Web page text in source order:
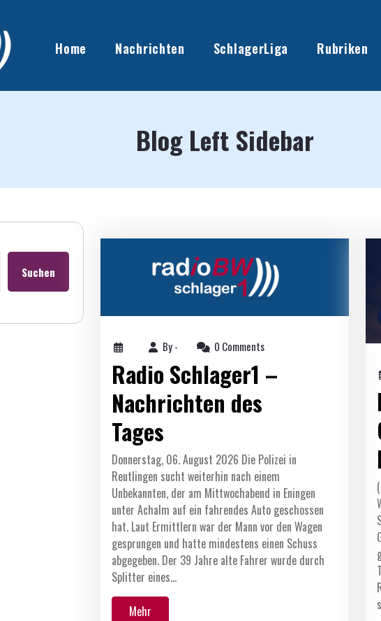
Home Nachrichten SchlagerLiga Rubriken
Blog Left Sidebar
Suchen
By - 0 Comments
Radio Schlager1 –
Nachrichten des
Tages
Donnerstag, 06. August 2026 Die Polizei in
Reutlingen sucht weiterhin nach einem
Unbekannten, der am Mittwochabend in Eningen
unter Achalm auf ein fahrendes Auto geschossen
hat. Laut Ermittlern war der Mann vor den Wagen
gesprungen und hatte mindestens einen Schuss
abgegeben. Der 39 Jahre alte Fahrer wurde durch
Splitter eines…
Mehr